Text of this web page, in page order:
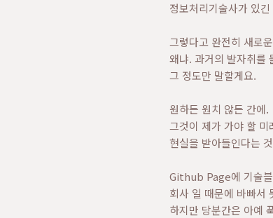
정보처리기술사가 있
그렇다고 완전히 새로
왜냐. 과거의 발자취를
그 정도만 말할게요.
원하든 원치 않든 간에.
그것이 제가 가야 할 미
현실을 받아들인다는
Github Page에 기술
회사 일 때문에 바빠서
하지만 당분간은 아예